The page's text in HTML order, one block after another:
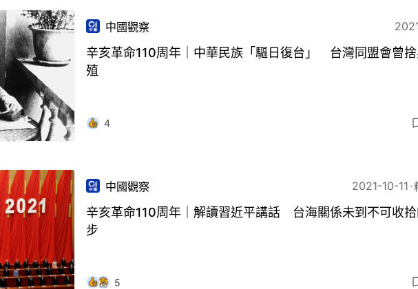
中國觀察
辛亥革命110周年｜中華民族「驅日復台」 台灣同盟會曾
殖
4
中國觀察 2021-10-11
辛亥革命110周年｜解讀習近平講話 台海關係未到不可收
步
5